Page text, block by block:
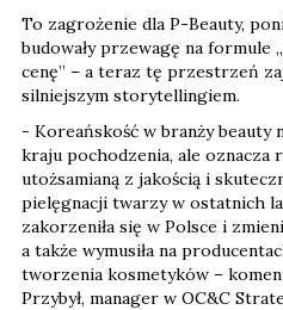
To zagrożenie dla P-Beauty,
budowały przewagę na formule
cenę” – a teraz tę przestrzeń
silniejszym storytellingiem.
- Koreańskość w branży beauty
kraju pochodzenia, ale oznacza
utożsamianą z jakością i
pielęgnacji twarzy w ostatnich
zakorzeniła się w Polsce i
a także wymusiła na
tworzenia kosmetyków –
Przybył, manager w OC&C